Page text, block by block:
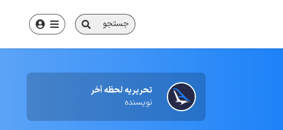
جستجو
تحریریه لحظه آخر
نویسنده